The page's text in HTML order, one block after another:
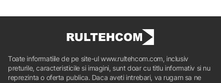
Toate informatiile de pe site-ul www.rultehcom.com, inclusiv
preturile, caracteristicile si imagini, sunt doar cu titlu informativ si nu
reprezinta o oferta publica. Daca aveti intrebari, va rugam sa ne